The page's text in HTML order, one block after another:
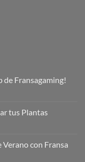
de Fransagaming!
tus Plantas
con Fransa